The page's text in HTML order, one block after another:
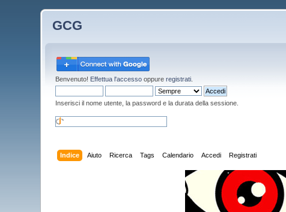
GCG
Benvenuto! Effettua l'accesso oppureregistrati
Inserisci il nome utente, la password e la durata della sessione.
Indice Aiuto Ricerca Tags Calendario Accedi Registrati